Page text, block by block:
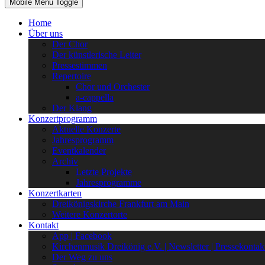
Mobile Menu Toggle
Home
Über uns
Der Chor
Der künstlerische Leiter
Pressestimmen
Repertoire
Chor und Orchester
a-cappella
Der Klang
Konzertprogramm
Aktuelle Konzerte
Jahresprogramm
Eventkalender
Archiv
Letzte Projekte
Jahresprogramme
Konzertkarten
Dreikönigskirche Frankfurt am Main
Weitere Konzertorte
Kontakt
App | Facebook
Kirchenmusik Dreikönig e.V. | Newsletter |
Der Weg zu uns